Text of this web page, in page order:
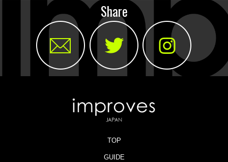
Share
TOP
GUIDE